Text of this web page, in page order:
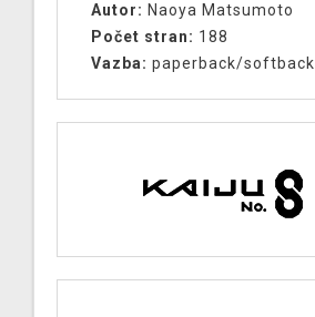
Autor: Naoya Matsumoto
Počet stran: 188
Vazba: paperback/softback